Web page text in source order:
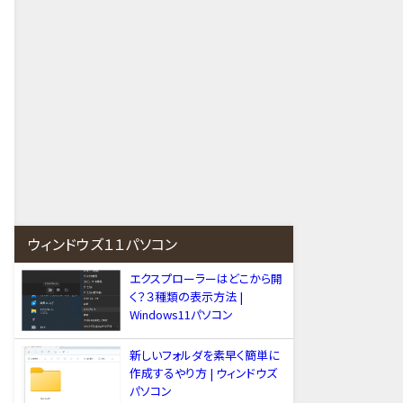
ウィンドウズ１１パソコン
エクスプローラーはどこから開
く？３種類の表示方法 |
Windows11パソコン
新しいフォルダを素早く簡単に
作成するやり方 | ウィンドウズ
パソコン